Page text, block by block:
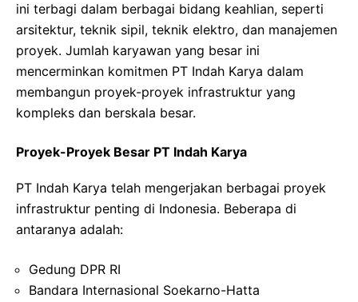
ini terbagi dalam berbagai bidang keahlian, seperti
arsitektur, teknik sipil, teknik elektro, dan manajemen
proyek. Jumlah karyawan yang besar ini
mencerminkan komitmen PT Indah Karya dalam
membangun proyek-proyek infrastruktur yang
kompleks dan berskala besar.
Proyek-Proyek Besar PT Indah Karya
PT Indah Karya telah mengerjakan berbagai proyek
infrastruktur penting di Indonesia. Beberapa di
antaranya adalah:
Gedung DPR RI
Bandara Internasional Soekarno-Hatta